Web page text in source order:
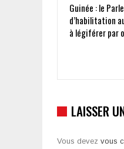
Guinée : le
d’habilitation
à légiférer par
LAISSER
Vous devez vous